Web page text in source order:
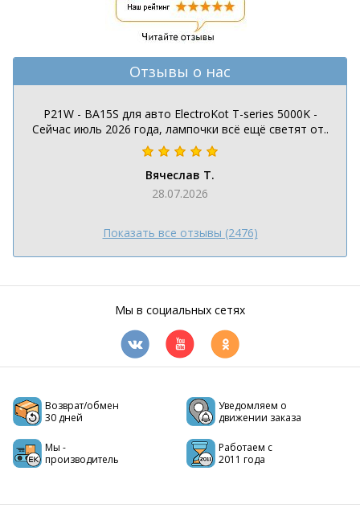
Отзывы о нас
P21W - BA15S для авто ElectroKot T-series 5000K -
Сейчас июль 2026 года, лампочки всё ещё светят от..
Вячеслав Т.
28.07.2026
Показать все отзывы (2476)
Мы в социальных сетях
Возврат/обмен
30 дней
Уведомляем о
движении заказа
Мы -
производитель
Работаем с
2011 года